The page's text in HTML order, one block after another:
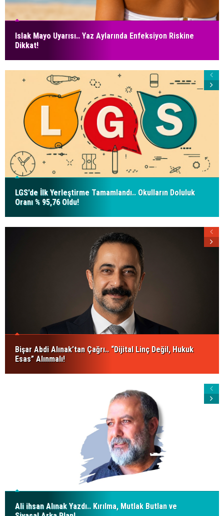
Islak Mayo Uyarısı.. Yaz Aylarında Enfeksiyon Riskine
Dikkat!
LGS’de İlk Yerleştirme Tamamlandı.. Okulların Doluluk
Oranı % 95,76 Oldu!
Bişar Abdi Alınak’tan Çağrı.. “Dijital Linç Değil, Hukuk
Esas” Alınmalı!
Ali ihsan Alınak Yazdı.. Kırılma, Mutlak Butlan ve